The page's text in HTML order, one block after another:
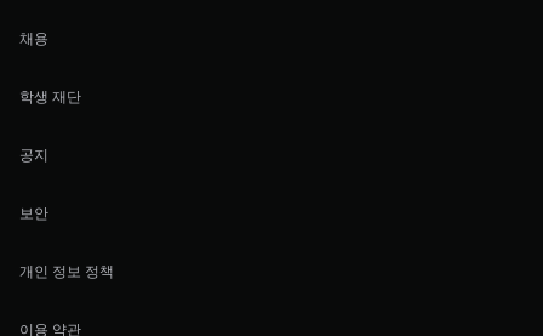
채용
학생 재단
공지
보안
개인 정보 정책
이용 약관